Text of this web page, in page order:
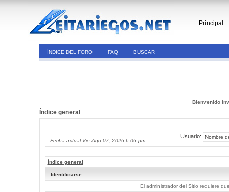
Principal
ÍNDICE DEL FORO FAQ BUSCAR
Bienvenido
Índice general
Fecha actual Vie Ago 07, 2026 6:06 pm
Usuario:
Índice general
Identificarse
El administrador del Sitio requiere